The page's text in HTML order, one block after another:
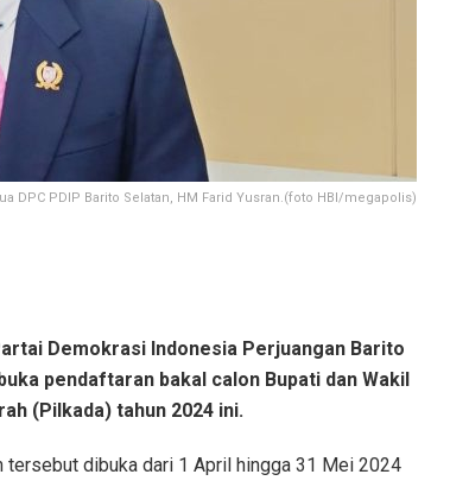
DPC PDIP Barito Selatan, HM Farid Yusran.(foto HBI/megapolis)
Demokrasi Indonesia Perjuangan Barito
pendaftaran bakal calon Bupati dan Wakil
(Pilkada) tahun 2024 ini.
tersebut dibuka dari 1 April hingga 31 Mei 2024